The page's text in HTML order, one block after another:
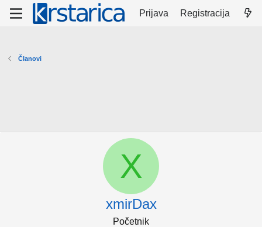
Prijava Registracija
Članovi
X
xmirDax
Početnik